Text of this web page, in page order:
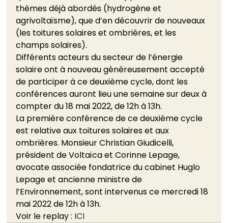
thèmes déjà abordés (hydrogène et
agrivoltaïsme), que d’en découvrir de nouveaux
(les toitures solaires et ombrières, et les
champs solaires).
Différents acteurs du secteur de l’énergie
solaire ont à nouveau généreusement accepté
de participer à ce deuxième cycle, dont les
conférences auront lieu une semaine sur deux à
compter du 18 mai 2022, de 12h à 13h.
La première conférence de ce deuxième cycle
est relative aux toitures solaires et aux
ombrières. Monsieur Christian Giudicelli,
président de Voltaïca et Corinne Lepage,
avocate associée fondatrice du cabinet Huglo
Lepage et ancienne ministre de
l’Environnement, sont intervenus ce mercredi 18
mai 2022 de 12h à 13h.
Voir le replay : ICI